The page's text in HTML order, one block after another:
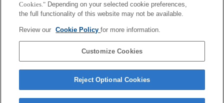
Accessoires
En fonction de votre pays ou de votre région,
certains produits affichés peuvent ne pas être
Cookies." Depending on your selected cookie preferences,
the full functionality of this website may not be available.
Review our Cookie Policyfor more information.
Customize Cookies
Reject Optional Cookies